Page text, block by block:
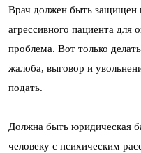
Врач должен быть защищен
агрессивного пациента для
проблема. Вот только
жалоба, выговор и
подать.
Должна быть юридическая
человеку с психическим